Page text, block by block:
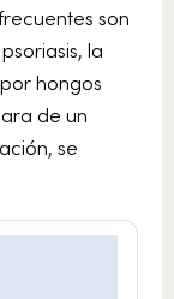
son
la
hongos
de un
se